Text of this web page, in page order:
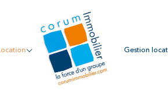
location gestion